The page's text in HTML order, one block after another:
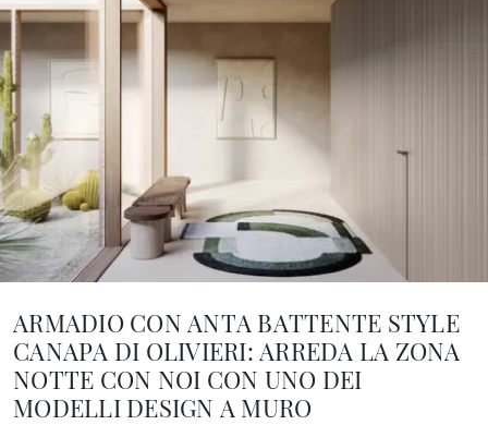
ARMADIO CON ANTA BATTENTE STYLE
CANAPA DI OLIVIERI: ARREDA LA ZONA
NOTTE CON NOI CON UNO DEI
MODELLI DESIGN A MURO